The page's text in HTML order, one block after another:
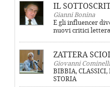
IL
Gianni Bonina
E gli influencer
nuovi critici
ZATTERA
Giovanni Cominelli
BIBBIA, CLASSICI,
STORIA